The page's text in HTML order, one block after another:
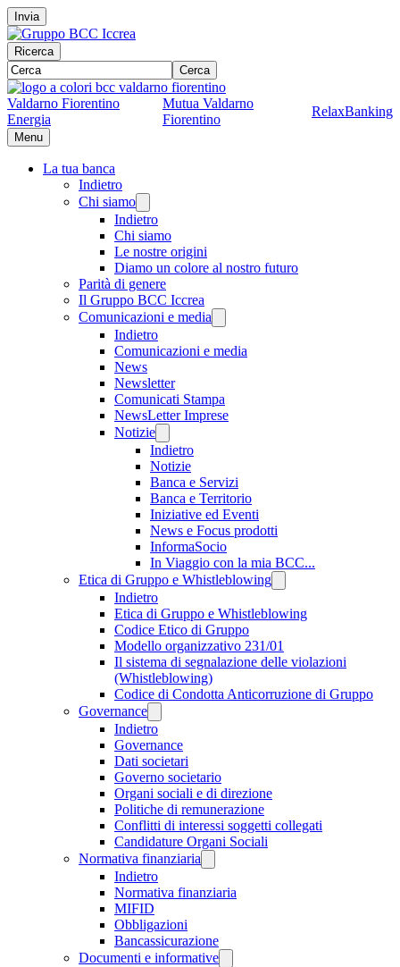
Invia
Ricerca
Cerca
Valdarno Fiorentino
Energia
Mutua Valdarno
Fiorentino
RelaxBanking
Menu
La tua banca
Indietro
Chi siamo
Indietro
Chi siamo
Le nostre origini
Diamo un colore al nostro futuro
Parità di genere
Il Gruppo BCC Iccrea
Comunicazioni e media
Indietro
Comunicazioni e media
News
Newsletter
Comunicati Stampa
NewsLetter Imprese
Notizie
Indietro
Notizie
Banca e Servizi
Banca e Territorio
Iniziative ed Eventi
News e Focus prodotti
InformaSocio
In Viaggio con la mia BCC...
Etica di Gruppo e Whistleblowing
Indietro
Etica di Gruppo e Whistleblowing
Codice Etico di Gruppo
Modello organizzativo 231/01
Il sistema di segnalazione delle violazioni
(Whistleblowing)
Codice di Condotta Anticorruzione di Gruppo
Governance
Indietro
Governance
Dati societari
Governo societario
Organi sociali e di direzione
Politiche di remunerazione
Conflitti di interessi soggetti collegati
Candidature Organi Sociali
Normativa finanziaria
Indietro
Normativa finanziaria
MIFID
Obbligazioni
Bancassicurazione
Documenti e informative